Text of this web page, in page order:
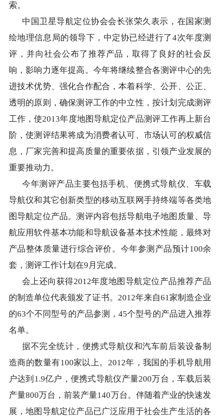
索。
​ 中国卫星导航定位协会会长张荣久表示，在国家测
绘地理信息局的领导下，中定协已经进行了4次年度测
评，并向社会公布了推荐产品，取得了良好的社会反
响，影响力逐年提高。今年将继续整合各测评中心的先
进技术优势、强化合作配合，本着科学、公开、公正、
透明的原则，确保测评工作的中立性，按计划完成测评
工作，使2013年度地图导航定位产品测评工作再上新台
阶，使测评结果将成为消费者认可、市场认可的权威信
息，厂家完善和提高质量的重要依据，引领产业发展的
重要推动力。
​ 今年测评产品主要包括手机、便携式导航仪、车载
导航仪和其它创新类型的移动互联网手持终端等各类地
图导航定位产品。测评内容包括导航电子地图质量、导
航应用软件基本功能和导航设备基本技术性能，最终对
产品整体质量进行综合评价。今年参测产品预计100余
套，测评工作计划在9月完成。
​ 会上还向获得2012年度地图导航定位产品推荐产品
的制造单位代表颁发了证书。2012年来自61家制造企业
的63个不同型号的产品参测，45个型号的产品进入推荐
名单。
​ 据不完全统计，便携式导航仪和汽车前后装设备制
造商的数量有100家以上。2012年，我国的手机导航用
户达到1.9亿户，便携式导航仪产量200万台，车载后装
产量800万台，前装产量140万台。伴随着产业的快速发
展，地图导航定位产品已广泛应用于社会生产生活的各